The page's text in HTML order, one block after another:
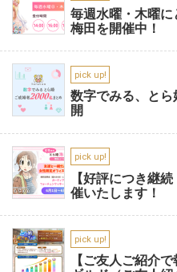
毎週水曜・木曜
梅田を開催中！
pick up!
数字でみる、と
開
pick up!
【好評につき継
催いたします！
pick up!
【ご友人ご紹介